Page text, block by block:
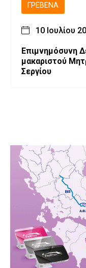
ΓΡΕΒΕΝΆ
10 Ιουλίου
Επιμνημόσυνη
μακαριστού
Σεργίου